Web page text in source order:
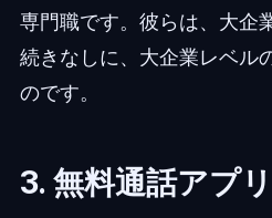
専門職です。彼らは、大企
続きなしに、大企業レベル
のです。
3. 無料通話アプ